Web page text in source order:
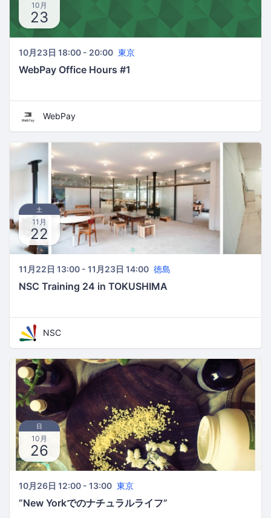
10月
23
10月23日 18:00 - 20:00 東京
WebPay Office Hours #1
WebPay
土
11月
22
11月22日 13:00 - 11月23日 14:00 徳島
NSC Training 24 in TOKUSHIMA
NSC
日
10月
26
10月26日 12:00 - 13:00 東京
”New Yorkでのナチュラルライフ”